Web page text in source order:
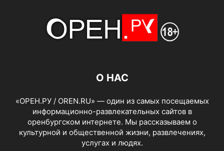
О НАС
«ОРЕН.РУ / OREN.RU» — один из самых посещаемых
информационно-развлекательных сайтов в
оренбургском интернете. Мы рассказываем о
культурной и общественной жизни, развлечениях,
услугах и людях.